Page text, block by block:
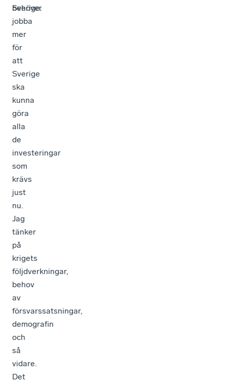
behöver
jobba
mer
för
att
Sverige
ska
kunna
göra
alla
de
investeringar
som
krävs
just
nu.
Jag
tänker
på
krigets
följdverkningar,
behov
av
försvarssatsningar,
demografin
och
så
vidare.
Det
Sverige.